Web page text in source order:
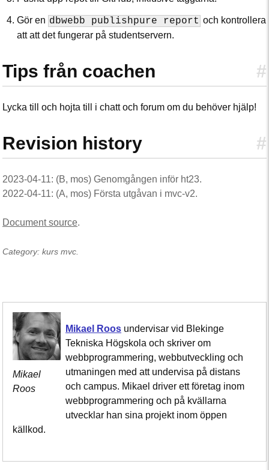
Gör en dbwebb publishpure report och kontrollera
att att det fungerar på studentservern.
#
Tips från coachen
Lycka till och hojta till i chatt och forum om du behöver hjälp!
#
Revision history
2023-04-11: (B, mos) Genomgången inför ht23.
2022-04-11: (A, mos) Första utgåvan i mvc-v2.
Document source.
Category: kurs mvc.
Mikael
Roos
Mikael Roos undervisar vid Blekinge
Tekniska Högskola och skriver om
webbprogrammering, webbutveckling och
utmaningen med att undervisa på distans
och campus. Mikael driver ett företag inom
webbprogrammering och på kvällarna
utvecklar han sina projekt inom öppen
källkod.